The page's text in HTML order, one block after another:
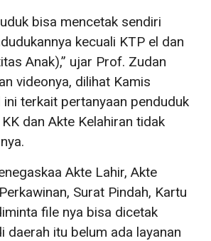
bisa mencetak sendiri
kecuali KTP el dan
Anak),” ujar Prof. Zudan
videonya, dilihat Kamis
terkait pertanyaan penduduk
dan Akte Kelahiran tidak
Akte Lahir, Akte
Surat Pindah, Kartu
file nya bisa dicetak
daerah itu belum ada layanan